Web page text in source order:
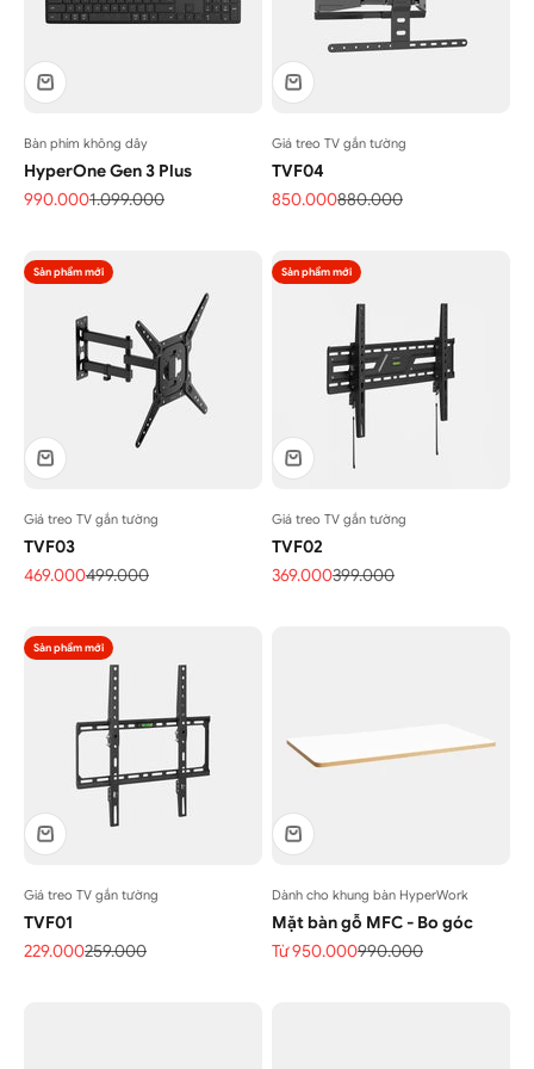
Bàn phím không dây
HyperOne Gen 3 Plus
Giá bán
990.000Giá thông thường
1.099.000
Giá treo TV gắn tường
TVF04
Giá bán
850.000Giá thông thường
880.000
Sản phẩm mới
Giá treo TV gắn tường
TVF03
Giá bán
469.000Giá thông thường
499.000
Sản phẩm mới
Giá treo TV gắn tường
TVF02
Giá bán
369.000Giá thông thường
399.000
Sản phẩm mới
Giá treo TV gắn tường
TVF01
Giá bán
229.000Giá thông thường
259.000
Dành cho khung bàn HyperWork
Mặt bàn gỗ MFC - Bo góc
Giá bán
Từ 950.000Giá thông thường
990.000